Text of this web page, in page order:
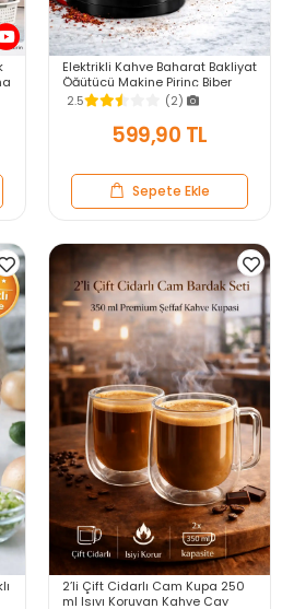
Elektrikli Kahve Baharat Bakliyat
Öğütücü Makine Pirinç Biber
Tahıl Öğütücü Değirmen Gıda
Öğütücü
2.5 (2)
599,90 TL
Sepete Ekle
2’li Çift Cidarlı Cam Kupa 250
ml Isıyı Koruyan Kahve Çay